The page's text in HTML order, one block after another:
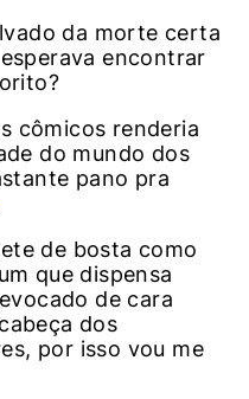
da morte certa
encontrar
cômicos renderia
do mundo dos
pano pra
de bosta como
que dispensa
de cara
dos
por isso vou me